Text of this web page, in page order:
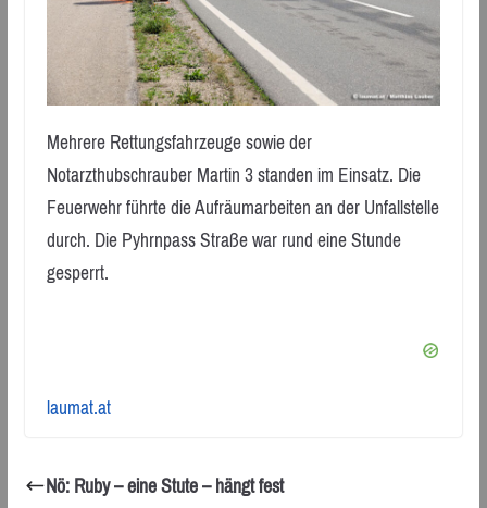
Mehrere Rettungsfahrzeuge sowie der
Notarzthubschrauber Martin 3 standen im Einsatz. Die
Feuerwehr führte die Aufräumarbeiten an der Unfallstelle
durch. Die Pyhrnpass Straße war rund eine Stunde
gesperrt.
laumat.at
Nö: Ruby – eine Stute – hängt fest